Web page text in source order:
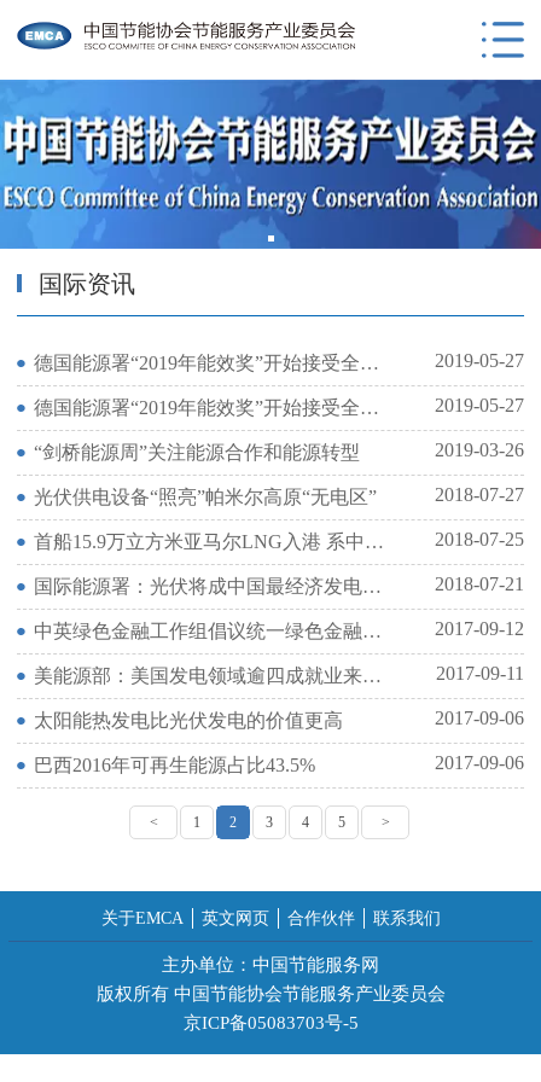
国际资讯
德国能源署“2019年能效奖”开始接受全球企业申请 2019-05-27
德国能源署“2019年能效奖”开始接受全球企业申请 2019-05-27
“剑桥能源周”关注能源合作和能源转型 2019-03-26
光伏供电设备“照亮”帕米尔高原“无电区” 2018-07-27
首船15.9万立方米亚马尔LNG入港 系中俄能源合作重大项目 2018-07-25
国际能源署：光伏将成中国最经济发电方式 2018-07-21
中英绿色金融工作组倡议统一绿色金融标准 2017-09-12
美能源部：美国发电领域逾四成就业来自太阳能 2017-09-11
太阳能热发电比光伏发电的价值更高 2017-09-06
巴西2016年可再生能源占比43.5% 2017-09-06
< 1 2 3 4 5 >
关于EMCA 英文网页 合作伙伴 联系我们
主办单位：中国节能服务网
版权所有 中国节能协会节能服务产业委员会
京ICP备05083703号-5